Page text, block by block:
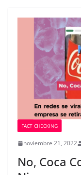
FACT CHECKING
noviembre 21, 2022
No, Coca